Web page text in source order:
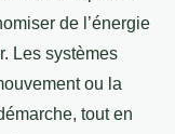
de l’énergie
Les systèmes
ou la
tout en